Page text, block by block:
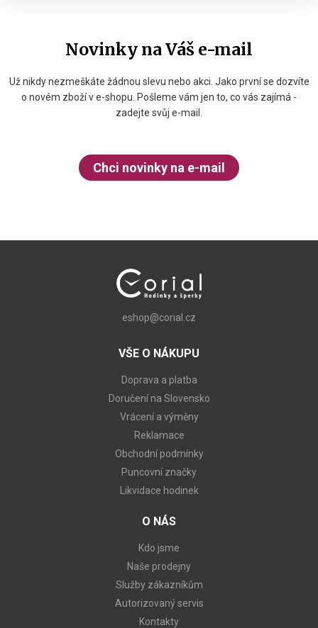
Novinky na Váš e-mail
Už nikdy nezmeškáte žádnou slevu nebo akci. Jako první se dozvíte
o novém zboží v e-shopu. Pošleme vám jen to, co vás zajímá -
zadejte svůj e-mail.
Chci novinky na e-mail
eshop@corial.cz
VŠE O NÁKUPU
Doprava a platba
Doručení na Slovensko
Vrácení a výměny
Reklamace
Obchodní podmínky
Puncovní značky
Likvidace hodinek
O NÁS
Kdo jsme
Naše prodejny
Služby zákazníkům
Autorizovaný servis
Kontakty